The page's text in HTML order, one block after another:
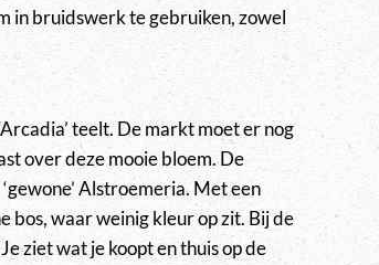
in bruidswerk te gebruiken, zowel
teelt. De markt moet er nog
over deze mooie bloem. De
Alstroemeria. Met een
bos, waar weinig kleur op zit. Bij de
ziet wat je koopt en thuis op de